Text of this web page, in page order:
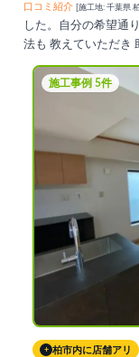
口コミ紹介
[施工地: 千葉県
した。自分の希望通
法も 教えていただき
要になった時は、ま
施工事例 5件
+ 柏市内に店舗アリ